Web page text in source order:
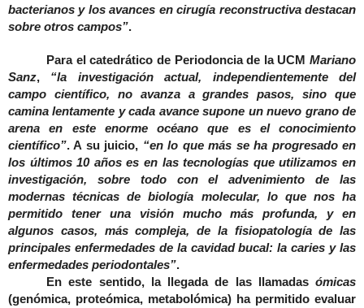
bacterianos y los avances en cirugía reconstructiva destacan
sobre otros campos”.
Para el catedrático de Periodoncia de la UCM Mariano
Sanz, “la investigación actual, independientemente del
campo científico, no avanza a grandes pasos, sino que
camina lentamente y cada avance supone un nuevo grano de
arena en este enorme océano que es el conocimiento
científico”. A su juicio, “en lo que más se ha progresado en
los últimos 10 años es en las tecnologías que utilizamos en
investigación, sobre todo con el advenimiento de las
modernas técnicas de biología molecular, lo que nos ha
permitido tener una visión mucho más profunda, y en
algunos casos, más compleja, de la fisiopatología de las
principales enfermedades de la cavidad bucal: la caries y las
enfermedades periodontales”.
En este sentido, la llegada de las llamadas ómicas
(genómica, proteómica, metabolómica) ha permitido evaluar